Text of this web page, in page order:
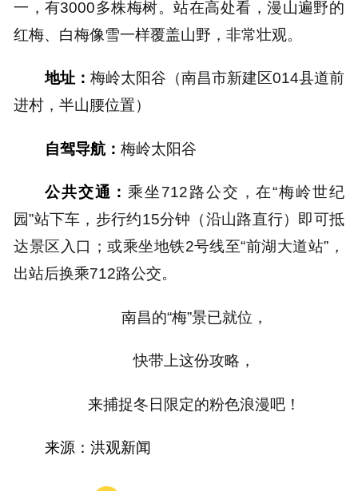
一，有3000多株梅树。站在高处看，漫山遍野的
红梅、白梅像雪一样覆盖山野，非常壮观。
地址： 梅岭太阳谷（南昌市新建区014县道前
进村，半山腰位置）
自驾导航： 梅岭太阳谷
公共交通：乘坐712路公交，在“梅岭世纪
园”站下车，步行约15分钟（沿山路直行）即可抵
达景区入口；或乘坐地铁2号线至“前湖大道站”，
出站后换乘712路公交。
南昌的“梅”景已就位，
快带上这份攻略，
来捕捉冬日限定的粉色浪漫吧！
来源： 洪观新闻